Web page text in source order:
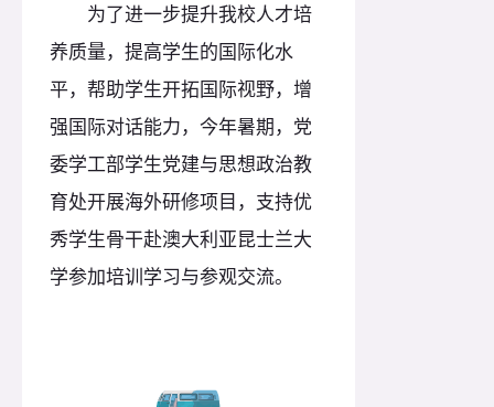
为了进一步提升我校人才培
养质量，提高学生的国际化水
平，帮助学生开拓国际视野，增
强国际对话能力，今年暑期，党
委学工部学生党建与思想政治教
育处开展海外研修项目，支持优
秀学生骨干赴澳大利亚昆士兰大
学参加培训学习与参观交流。